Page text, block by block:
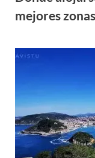
mejores